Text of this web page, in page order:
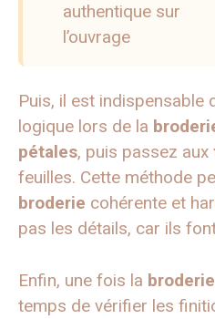
authentique sur
l’ouvrage
Puis, il est indispensable
logique lors de la
pétales, puis passez aux
feuilles. Cette méthode
broderie cohérente et
pas les détails, car ils
Enfin, une fois la broderie
temps de vérifier les